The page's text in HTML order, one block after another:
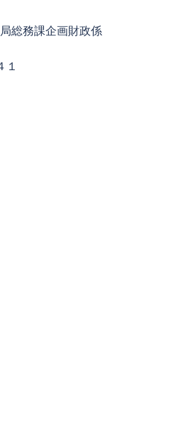
総務課企画財政係